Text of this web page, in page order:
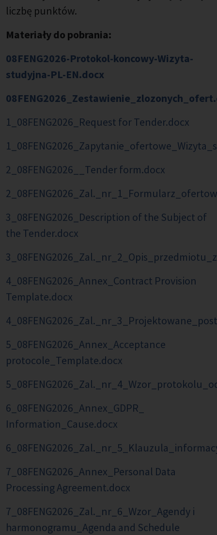
liczbę punktów.
Materiały do pobrania:
08FENG2026-Protokol-koncowy-Wizyta-
studyjna-PL-EN.docx
1_08FENG2026_Request for Tender.docx
2_08FENG2026__Tender form.docx
3_08FENG2026_Description of the Subject of
the Tender.docx
4_08FENG2026_Annex_Contract Provision
Template.docx
5_08FENG2026_Annex_Acceptance
protocole_Template.docx
6_08FENG2026_Annex_GDPR_
Information_Cause.docx
7_08FENG2026_Annex_Personal Data
Processing Agreement.docx
7_08FENG2026_Zal._nr_6_Wzor_Agendy i
harmonogramu_Agenda and Schedule